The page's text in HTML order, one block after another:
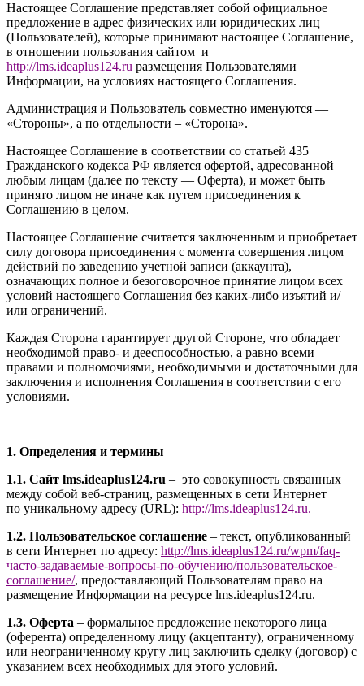
Настоящее Соглашение представляет собой официальное
предложение в адрес физических или юридических лиц
(Пользователей), которые принимают настоящее Соглашение,
в отношении пользования сайтом и
http://lms.ideaplus124.ru размещения Пользователями
Информации, на условиях настоящего Соглашения.
Администрация и Пользователь совместно именуются —
«Стороны», а по отдельности – «Сторона».
Настоящее Соглашение в соответствии со статьей 435
Гражданского кодекса РФ является офертой, адресованной
любым лицам (далее по тексту — Оферта), и может быть
принято лицом не иначе как путем присоединения к
Соглашению в целом.
Настоящее Соглашение считается заключенным и приобретает
силу договора присоединения с момента совершения лицом
действий по заведению учетной записи (аккаунта),
означающих полное и безоговорочное принятие лицом всех
условий настоящего Соглашения без каких-либо изъятий и/
или ограничений.
Каждая Сторона гарантирует другой Стороне, что обладает
необходимой право- и дееспособностью, а равно всеми
правами и полномочиями, необходимыми и достаточными для
заключения и исполнения Соглашения в соответствии с его
условиями.
1. Определения и термины
1.1. Сайт lms.ideaplus124.ru – это совокупность связанных
между собой веб-страниц, размещенных в сети Интернет
по уникальному адресу (URL): http://lms.ideaplus124.ru.
1.2. Пользовательское соглашение – текст, опубликованный
в сети Интернет по адресу: http://lms.ideaplus124.ru/wpm/faq-
часто-задаваемые-вопросы-по-обучению/пользовательское-
соглашение/, предоставляющий Пользователям право на
размещение Информации на ресурсе lms.ideaplus124.ru.
1.3. Оферта – формальное предложение некоторого лица
(оферента) определенному лицу (акцептанту), ограниченному
или неограниченному кругу лиц заключить сделку (договор) с
указанием всех необходимых для этого условий.